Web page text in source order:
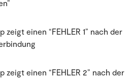
zeigt einen “FEHLER 1” nach der
zeigt einen “FEHLER 2” nach der